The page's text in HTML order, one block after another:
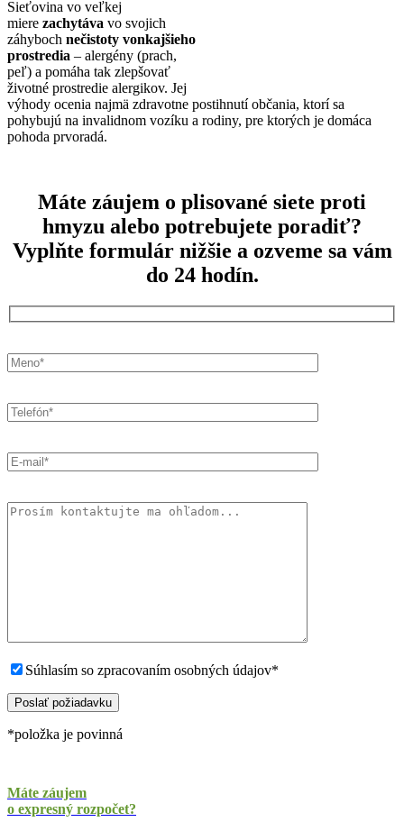
Sieťovina vo veľkej
miere zachytáva vo svojich
záhyboch nečistoty vonkajšieho
prostredia – alergény (prach,
peľ) a pomáha tak zlepšovať
životné prostredie alergikov. Jej
výhody ocenia najmä zdravotne postihnutí občania, ktorí sa
pohybujú na invalidnom vozíku a rodiny, pre ktorých je domáca
pohoda prvoradá.
Máte záujem o plisované siete proti
hmyzu alebo potrebujete poradiť?
Vyplňte formulár nižšie a ozveme sa vám
do 24 hodín.
Súhlasím so zpracovaním osobných údajov*
*položka je povinná
Máte záujem
o expresný rozpočet?